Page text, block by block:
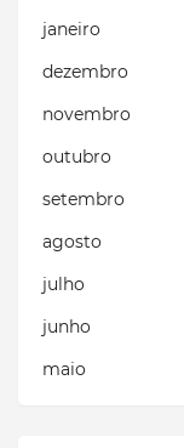
janeiro
dezembro
novembro
outubro
setembro
agosto
julho
junho
maio